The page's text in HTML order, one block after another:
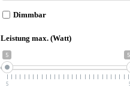
Dimmbar
Leistung max. (Watt)
5
5